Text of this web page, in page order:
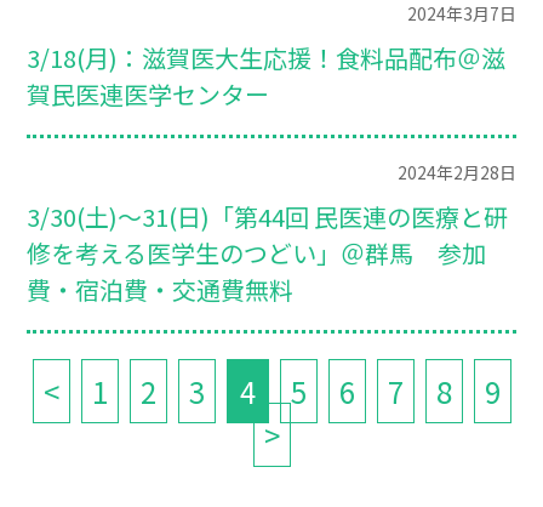
2024年3月7日
3/18(月)：滋賀医大生応援！食料品配布＠滋
賀民医連医学センター
2024年2月28日
3/30(土)～31(日)「第44回 民医連の医療と研
修を考える医学生のつどい」＠群馬 参加
費・宿泊費・交通費無料
< 1 2 3 4 5 6 7 8
9
>